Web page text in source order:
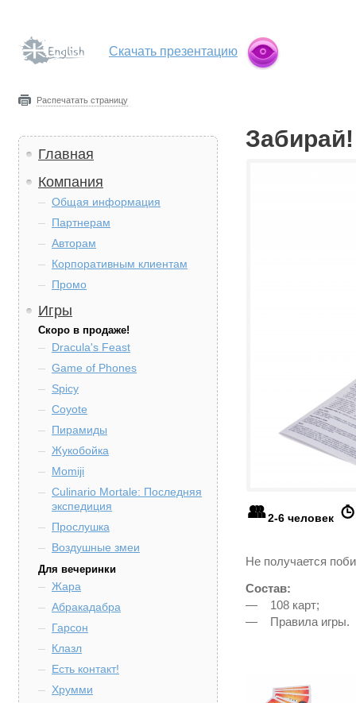
Скачать презентацию
Распечатать страницу
Главная
Компания
Общая информация
Партнерам
Авторам
Корпоративным клиентам
Промо
Игры
Скоро в продаже!
Dracula's Feast
Game of Phones
Spicy
Coyote
Пирамиды
Жукобойка
Momiji
Culinario Mortale: Последняя
экспедиция
Прослушка
Воздушные змеи
Для вечеринки
Жара
Абракадабра
Гарсон
Клазл
Есть контакт!
Хрумми
Забирай!
2-6 человек
Не получается
Состав:
— 108 карт;
— Правила игры.